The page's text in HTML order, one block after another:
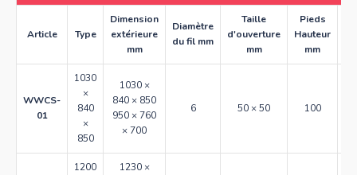
Article Type
Dimension
extérieure
mm
Diamètre
du fil mm
Taille
d'ouverture
mm
Pieds
Hauteur
mm
WWCS-
01
1030
×
840
×
850
1030 ×
840 × 850
950 × 760
× 700
6 50 × 50 100
1200
1230 ×